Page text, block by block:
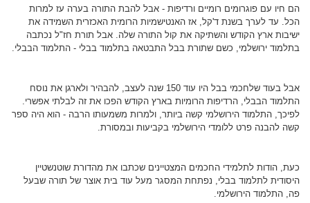
הם חיו עם פוגרומים רומיים ורדיפות - אבל להבת התורה בערה עז למרות
הכל. עד לערך בשנת ד'קל, אז האנטישמיות הרומית האכזרית השמידה את
ישיבות ארץ הקודש והשתיקה את קול התורה שלה. אבל תורת חז"ל נכתבה
בתלמוד ירושלמי, כשם שתורת בבל התבטאה בתלמוד בבלי - התלמוד הבבלי.
אבל בעוד שלחכמי בבל היו עוד 150 שנה לעצב, להבהיר ולארגן את נוסח
התלמוד הבבלי, הרדיפות הרומיות בארץ הקודש הפכו את זה לבלתי אפשרי.
לפיכך, התלמוד הירושלמי קשה ביותר, ולמרות משמעותו הרבה - הוא היה ספר
קשה להבנה פרט ללומדי הירושלמי בקביעות ובמסורת.
כעת, הודות לתלמידי החכמים המצטיינים שכתבו את מהדורת שוטנשטיין
היסודית לתלמוד בבלי, נפתחת המסגר מעל עוד בית אוצר של תורה שבעל
פה, התלמוד הירושלמי.